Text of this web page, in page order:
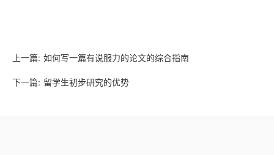
上一篇: 如何写一篇有说服力的论文的综合指南
下一篇: 留学生初步研究的优势